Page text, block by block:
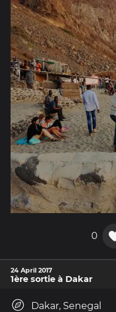
0
24 April 2017
1ère sortie à Dakar
Dakar, Senegal